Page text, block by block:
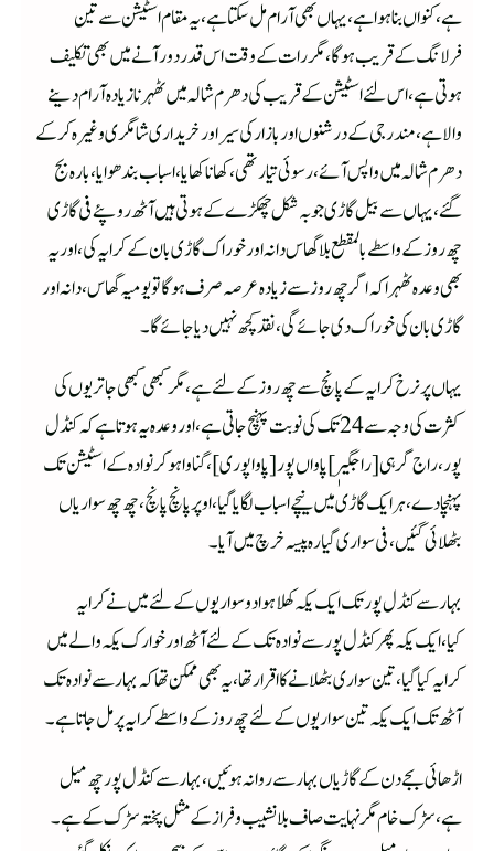
ہے،کنواں بنا ہوا ہے،یہاں بھی آرام مل سکتا ہے،یہ مقام اسٹیشن سے تین
فرلانگ کے قریب ہوگا، مگر رات کے وقت اس قدر دور آنے میں بھی تکلیف
ہوتی ہے،اس لئے اسٹیشن کے قریب کی دھرم شالہ میں ٹھہرنا زیادہ آرام دینے
والا ہے،مندر جی کے درشنوں اور بازار کی سیر اور خریداری شامگری وغیرہ کرکے
دھرم شالہ میں واپس آئے ،رسوئی تیار تھی،کھانا کھایا،اسباب بندھوایا،بارہ بج
گئے،یہاں سے بیل گاڑی جو بہ شکل چھکڑے کے ہوتی ہیں آٹھ روپئے فی گاڑی
چھ روز کے واسطے بالمقطع بلا گھاس دانہ اور خوراک گاڑی بان کے کرایہ کی،اور یہ
بھی وعدہ ٹھہرا کہ اگر چھ روز سے زیادہ عرصہ صرف ہوگا تو یومیہ گھاس ،دانہ اور
گاڑی بان کی خوراک دی جائے گی،نقد کچھ نہیں دیا جائے گا۔
یہاں پر نرخ کرایہ کے پانچ سے چھ روز کے لئے ہے،مگر کبھی کبھی جاتریوں کی
کثرت کی وجہ سے24تک کی نوبت پہنچ جاتی ہے،اور وعدہ یہ ہوتا ہے کہ کنڈل
پور،راج گرہی [راجگیرٖ]پاواں پور[پاواپوری]،گناوا ہوکر نوادہ کے اسٹیشن تک
پہنچا دے،ہر ایک گاڑی میں نیچے اسباب لگایا گیا،اوپر پانچ پانچ،چھ چھ سواریاں
بٹھلائی گئیں،فی سواری گیارہ پیسہ خرچ میں آیا۔
بہار سے کنڈل پور تک ایک یکہ کھلا ہوا دو سواریوں کے لئے میں نے کرایہ
کیا،ایک یکہ پھر کنڈل پور سے نوادہ تک کے لئےآٹھ اور خوارک یکہ والے میں
کرایہ کیا گیا،تین سواری بٹھلانے کا اقرار تھا ،یہ بھی ممکن تھا کہ بہار سے نوادہ تک
آٹھ تک ایک یکہ تین سواریوں کے لئے چھ روز کے واسطے کرایہ پر مل جاتا ہے۔
اڑھائی بجے دن کے گاڑیاں بہار سے روانہ ہوئیں،بہار سے کنڈل پور چھ میل
ہے،سڑک خام مگر نہایت صاف بلا نشیب وفراز کے مثل پختہ سڑک کے ہے۔